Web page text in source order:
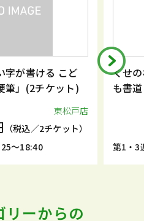
字が書ける こど
筆」(2チケット)
東松戸店
（税込／2チケット）
～18:40
くせ
も書
第1・3
リーからの